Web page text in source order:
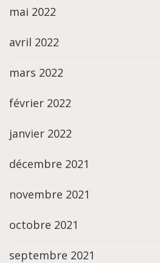
mai 2022
avril 2022
mars 2022
février 2022
janvier 2022
décembre 2021
novembre 2021
octobre 2021
septembre 2021